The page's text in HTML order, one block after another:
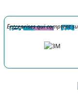
Entreprises qui comptent